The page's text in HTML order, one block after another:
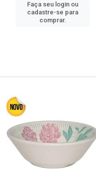
Faça seu login ou
cadastre-se para
comprar.